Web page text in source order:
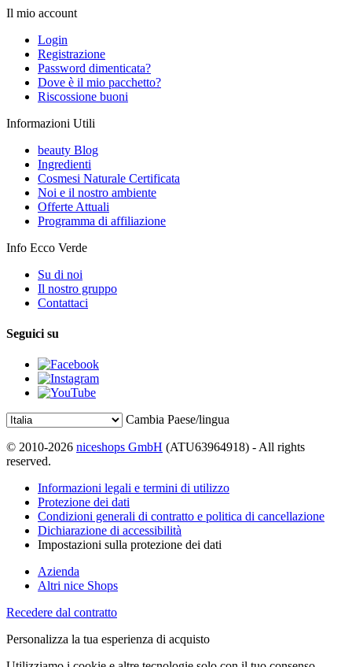
Il mio account
Login
Registrazione
Password dimenticata?
Dove è il mio pacchetto?
Riscossione buoni
Informazioni Utili
beauty Blog
Ingredienti
Cosmesi Naturale Certificata
Noi e il nostro ambiente
Offerte Attuali
Programma di affiliazione
Info Ecco Verde
Su di noi
Il nostro gruppo
Contattaci
Seguici su
Cambia Paese/lingua
© 2010-2026 niceshops GmbH (ATU63964918) - All rights
reserved.
Informazioni legali e termini di utilizzo
Protezione dei dati
Condizioni generali di contratto e politica di cancellazione
Dichiarazione di accessibilità
Impostazioni sulla protezione dei dati
Azienda
Altri nice Shops
Recedere dal contratto
Personalizza la tua esperienza di acquisto